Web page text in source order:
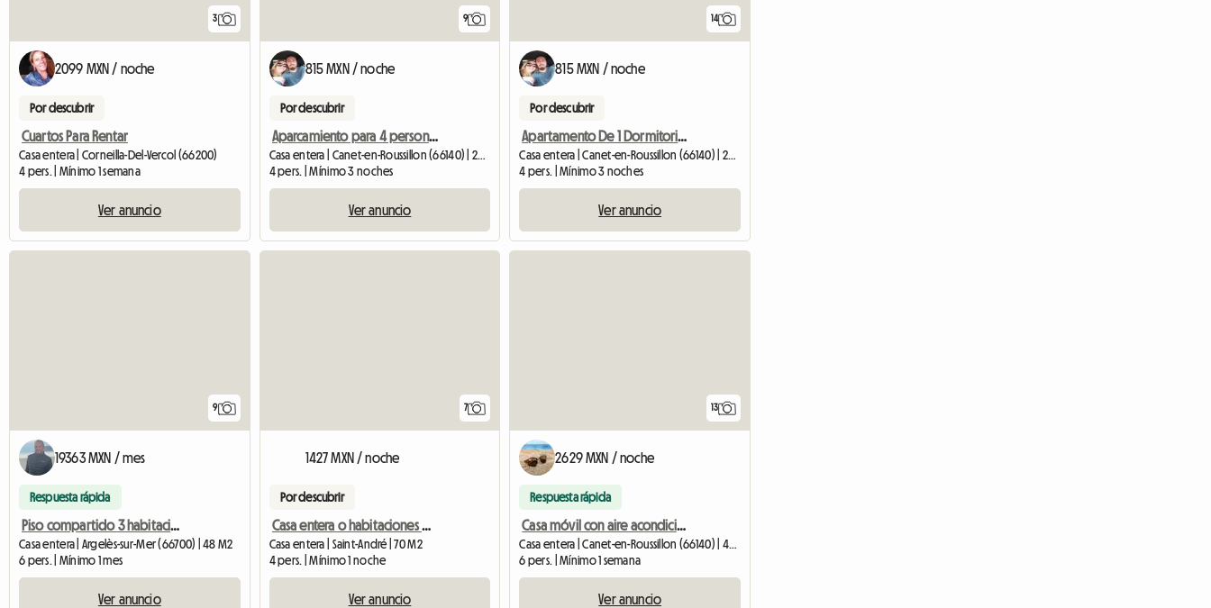
3
2099 MXN / noche
Por descubrir
Cuartos Para Rentar
Casa entera | Corneilla-Del-Vercol (66200)
4 pers. | Mínimo 1 semana
Ver anuncio
9
815 MXN / noche
Por descubrir
Aparcamiento para 4 personas junto al mar a 50 m de la playa Terraza
Casa entera | Canet-en-Roussillon (66140) | 26 M2
4 pers. | Mínimo 3 noches
Ver anuncio
14
815 MXN / noche
Por descubrir
Apartamento De 1 Dormitorio A 100 Metros Del Mar, Terraza
Casa entera | Canet-en-Roussillon (66140) | 26 M2
4 pers. | Mínimo 3 noches
Ver anuncio
9
19363 MXN / mes
Respuesta rápida
Piso compartido 3 habitaciones 3 p
Casa entera | Argelès-sur-Mer (66700) | 48 M2
6 pers. | Mínimo 1 mes
Ver anuncio
7
1427 MXN / noche
Por descubrir
Casa entera o habitaciones para alquilar.
Casa entera | Saint-André | 70 M2
4 pers. | Mínimo 1 noche
Ver anuncio
13
2629 MXN / noche
Respuesta rápida
Casa móvil con aire acondicionado
Casa entera | Canet-en-Roussillon (66140) | 40 M2
6 pers. | Mínimo 1 semana
Ver anuncio